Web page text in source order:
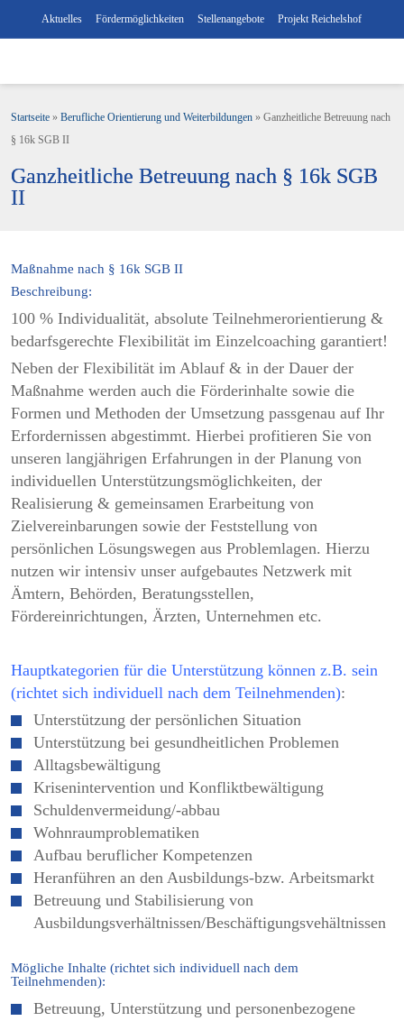
Aktuelles Fördermöglichkeiten Stellenangebote Projekt Reichelshof
Startseite » Berufliche Orientierung und Weiterbildungen » Ganzheitliche Betreuung nach
§ 16k SGB II
Ganzheitliche Betreuung nach § 16k SGB
II
Maßnahme nach § 16k SGB II
Beschreibung:
100 % Individualität, absolute Teilnehmerorientierung &
bedarfsgerechte Flexibilität im Einzelcoaching garantiert!
Neben der Flexibilität im Ablauf & in der Dauer der
Maßnahme werden auch die Förderinhalte sowie die
Formen und Methoden der Umsetzung passgenau auf Ihr
Erfordernissen abgestimmt. Hierbei profitieren Sie von
unseren langjährigen Erfahrungen in der Planung von
individuellen Unterstützungsmöglichkeiten, der
Realisierung & gemeinsamen Erarbeitung von
Zielvereinbarungen sowie der Feststellung von
persönlichen Lösungswegen aus Problemlagen. Hierzu
nutzen wir intensiv unser aufgebautes Netzwerk mit
Ämtern, Behörden, Beratungsstellen,
Fördereinrichtungen, Ärzten, Unternehmen etc.
Hauptkategorien für die Unterstützung können z.B. sein
(richtet sich individuell nach dem Teilnehmenden):
Unterstützung der persönlichen Situation
Unterstützung bei gesundheitlichen Problemen
Alltagsbewältigung
Krisenintervention und Konfliktbewältigung
Schuldenvermeidung/-abbau
Wohnraumproblematiken
Aufbau beruflicher Kompetenzen
Heranführen an den Ausbildungs-bzw. Arbeitsmarkt
Betreuung und Stabilisierung von
Ausbildungsverhältnissen/Beschäftigungsvehältnissen
Mögliche Inhalte (richtet sich individuell nach dem
Teilnehmenden):
Betreuung, Unterstützung und personenbezogene